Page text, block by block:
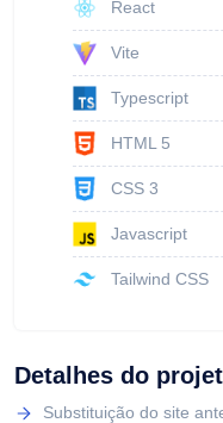
React
Vite
Typescript
HTML 5
CSS 3
Javascript
Tailwind CSS
Detalhes do
Substituição do site